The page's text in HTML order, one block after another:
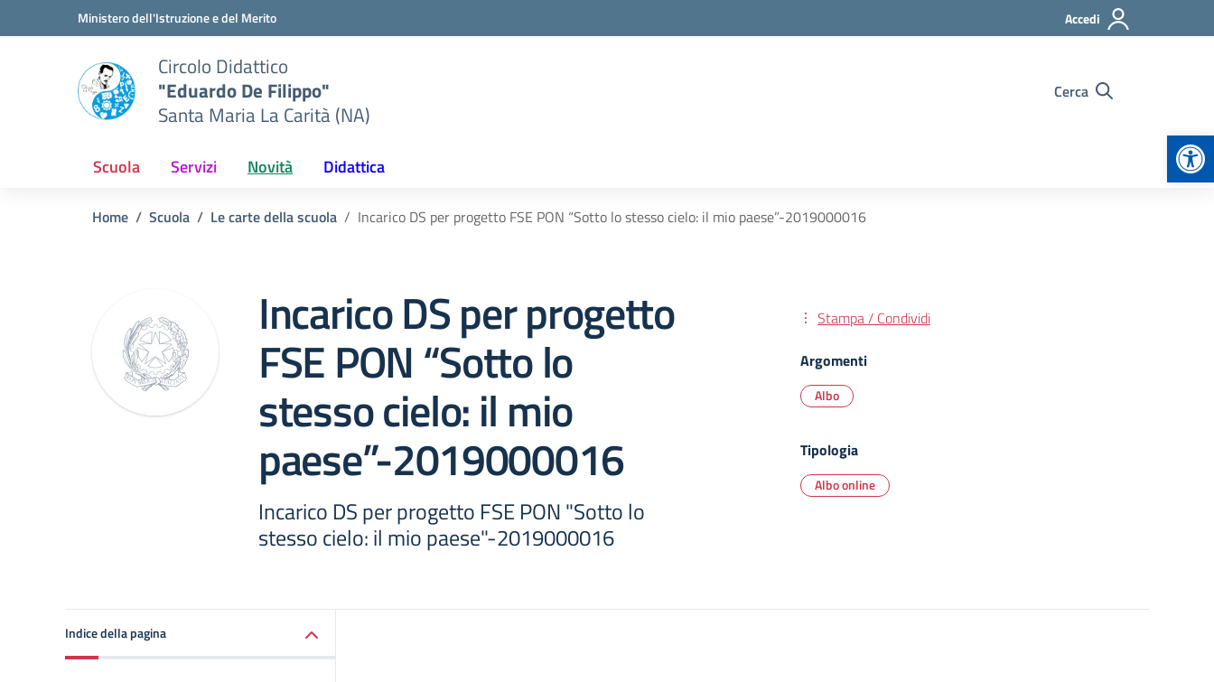
Vai ai contenuti
Vai al menu di navigazioneMinistero dell'Istruzione e del Merito Accedi
Circolo Didattico
"Eduardo De Filippo"
Santa Maria La Carità (NA)
Cerca
Scuola Servizi Novità Didattica
Home Scuola Le carte della scuola Incarico DS per progetto FSE PON “Sotto lo stesso cielo: il mio paese”-2019000016
Incarico DS per progetto
FSE PON “Sotto lo
stesso cielo: il mio
paese”-2019000016
Incarico DS per progetto FSE PON "Sotto lo
stesso cielo: il mio paese"-2019000016
Stampa / Condividi
Argomenti
Albo
Tipologia
Albo online
Indice della pagina